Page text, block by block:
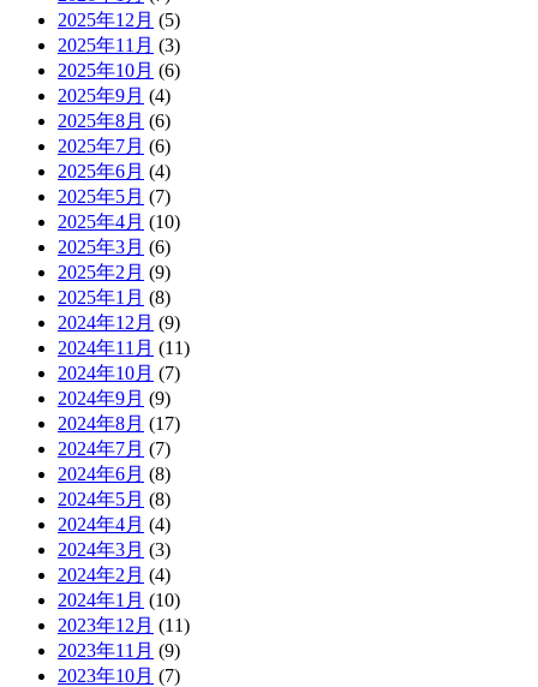
2025年12月 (5)
2025年11月 (3)
2025年10月 (6)
2025年9月 (4)
2025年8月 (6)
2025年7月 (6)
2025年6月 (4)
2025年5月 (7)
2025年4月 (10)
2025年3月 (6)
2025年2月 (9)
2025年1月 (8)
2024年12月 (9)
2024年11月 (11)
2024年10月 (7)
2024年9月 (9)
2024年8月 (17)
2024年7月 (7)
2024年6月 (8)
2024年5月 (8)
2024年4月 (4)
2024年3月 (3)
2024年2月 (4)
2024年1月 (10)
2023年12月 (11)
2023年11月 (9)
2023年10月 (7)